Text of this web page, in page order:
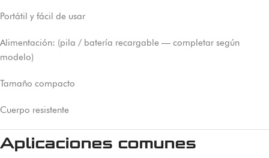
Portátil y fácil de usar
Alimentación: (pila / batería recargable — completar según
modelo)
Tamaño compacto
Cuerpo resistente
Aplicaciones comunes